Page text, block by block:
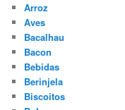
Arroz
Aves
Bacalhau
Bacon
Bebidas
Berinjela
Biscoitos